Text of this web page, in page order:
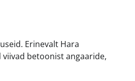
Erinevalt Hara
betoonist angaaride,